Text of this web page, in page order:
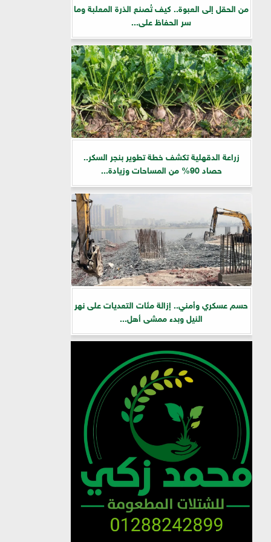
من الحقل إلى العبوة.. كيف تُصنع الذرة المعلبة وما
سر الحفاظ على...
زراعة الدقهلية تكشف خطة تطوير بنجر السكر..
حصاد 90% من المساحات وزيادة...
حسم عسكري وأمني.. إزالة مئات التعديات على نهر
النيل وبدء ممشى أهل...